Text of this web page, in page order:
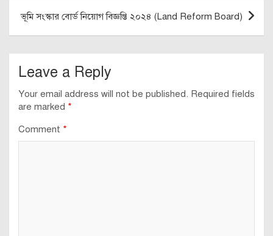
ভূমি সংস্কার বোর্ড নিয়োগ বিজ্ঞপ্তি ২০২৪ (Land Reform Board)
Leave a Reply
Your email address will not be published. Required fields
are marked *
Comment *